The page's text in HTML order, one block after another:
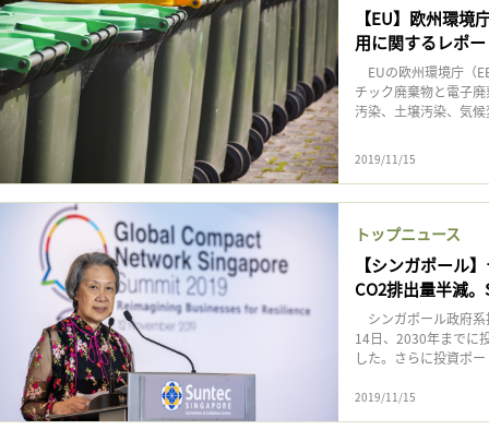
【EU】欧州環
用に関するレポ
EUの欧州環境庁（
チック廃棄物と電子
汚染、土壌汚染、気
2019/11/15
トップニュース
【シンガポール
CO2排出量半減
シンガポール政府系
14日、2030年までに
した。さらに投資ポ
2019/11/15